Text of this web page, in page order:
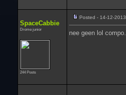
SpaceCabbie
Drome junior
244 Posts
Posted - 14-12-
nee geen lol